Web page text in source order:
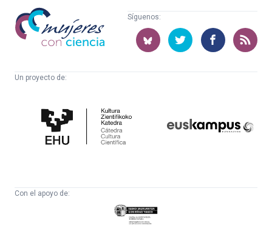
Mujeres
con
ciencia
Síguenos:
Un proyecto de:
Cultura
Científica
Con el apoyo de:
Eusko
Jaurlaritza